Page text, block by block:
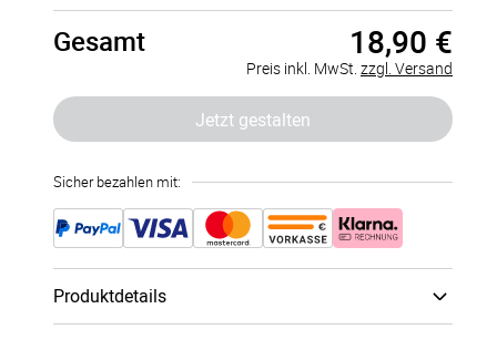
Gesamt 18,90 €
Preis inkl. MwSt. zzgl. Versand
Jetzt gestalten
Sicher bezahlen mit:
Produktdetails